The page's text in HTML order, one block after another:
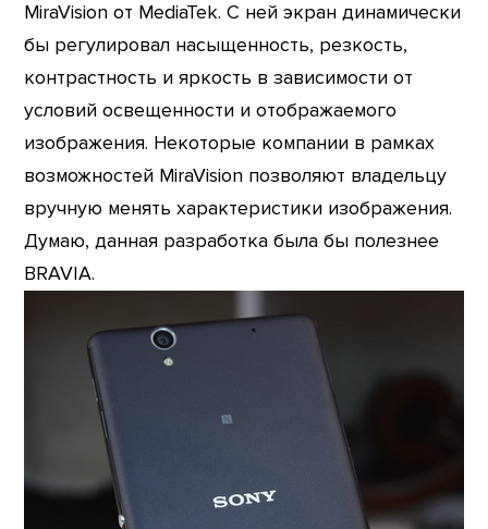
MiraVision от MediaTek. С ней экран динамически
бы регулировал насыщенность, резкость,
контрастность и яркость в зависимости от
условий освещенности и отображаемого
изображения. Некоторые компании в рамках
возможностей MiraVision позволяют владельцу
вручную менять характеристики изображения.
Думаю, данная разработка была бы полезнее
BRAVIA.